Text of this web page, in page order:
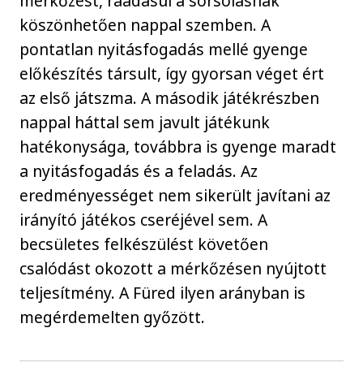
köszönhetően nappal szemben. A
pontatlan nyitásfogadás mellé gyenge
előkészítés társult, így gyorsan véget ért
az első játszma. A második játékrészben
nappal háttal sem javult játékunk
hatékonysága, továbbra is gyenge maradt
a nyitásfogadás és a feladás. Az
eredményességet nem sikerült javítani az
irányító játékos cseréjével sem. A
becsületes felkészülést követően
csalódást okozott a mérkőzésen nyújtott
teljesítmény. A Füred ilyen arányban is
megérdemelten győzött.